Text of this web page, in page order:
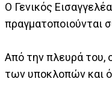
Ο Γενικός
πραγματοποιούνται
Από την πλευρά του,
των υποκλοπών και